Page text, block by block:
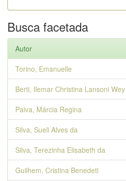
Busca facetada
Autor
Torino, Emanuelle
Berti, Ilemar Christina Lansoni Wey
Paiva, Márcia Regina
Silva, Sueli Alves da
Silva, Terezinha Elisabeth da
Guilhem, Cristina Benedeti